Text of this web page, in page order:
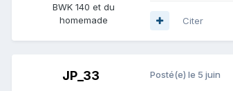
BWK 140 et du
homemade
Citer
JP_33 Posté(e) le 5 juin